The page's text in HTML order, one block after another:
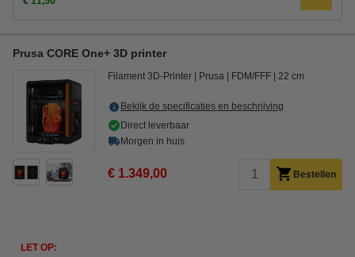
Prusa CORE One+ 3D printer
Filament 3D-Printer Prusa FDM/FFF 22 cm
Bekijk de specificaties en beschrijving
Direct leverbaar
Morgen in huis
€ 1.349,00 Bestellen
LET OP: